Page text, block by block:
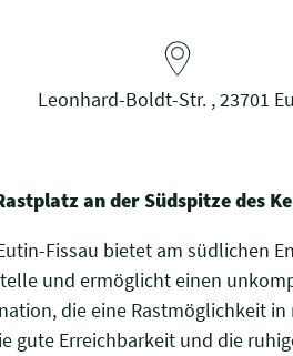
Leonhard-Boldt-Str. , 23701
an der Südspitze des
Fissau bietet am südlichen
und ermöglicht einen
die eine Rastmöglichkeit
gute Erreichbarkeit und die